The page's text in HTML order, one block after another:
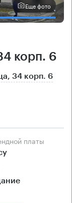
Еще фото
корп. 6
34 корп. 6
платы